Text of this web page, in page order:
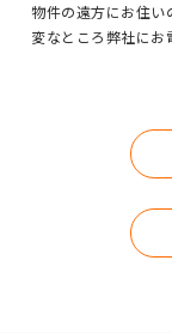
物件の遠方にお住い
変なところ弊社にお